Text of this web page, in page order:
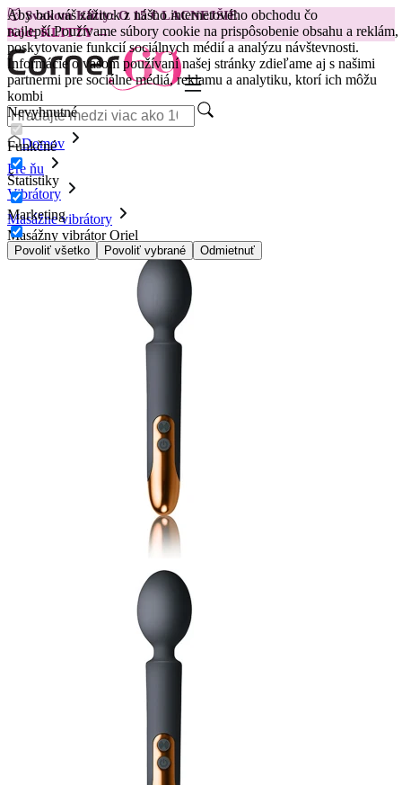
Aby bol váš zážitok z nášho internetového obchodu čo
najlepší.Používame súbory cookie na prispôsobenie obsahu a reklám,
poskytovanie funkcií sociálnych médií a analýzu návštevnosti.
Informácie o vašom používaní našej stránky zdieľame aj s našimi
partnermi pre sociálne médiá, reklamu a analytiku, ktorí ich môžu
kombi
Nevyhnutné
Funkčné
Štatistiky
Marketing
Povoliť všetko Povoliť vybrané Odmietnuť
😽Svakom Klitty: O 15 € LACNEJŠIE
Kód: KLITTY →
Domov
Pre ňu
Vibrátory
Masážne vibrátory
Masážny vibrátor Oriel